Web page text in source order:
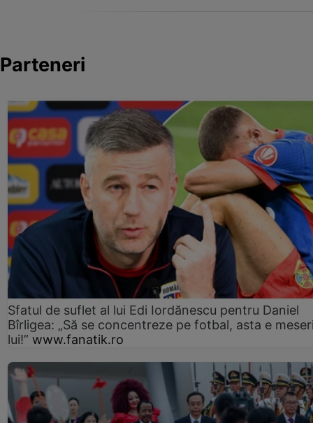
Parteneri
Sfatul de suflet al lui Edi Iordănescu pentru Daniel
Bîrligea: „Să se concentreze pe fotbal, asta e
lui!” www.fanatik.ro